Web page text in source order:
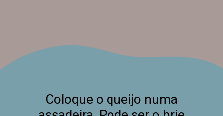
Coloque o queijo numa